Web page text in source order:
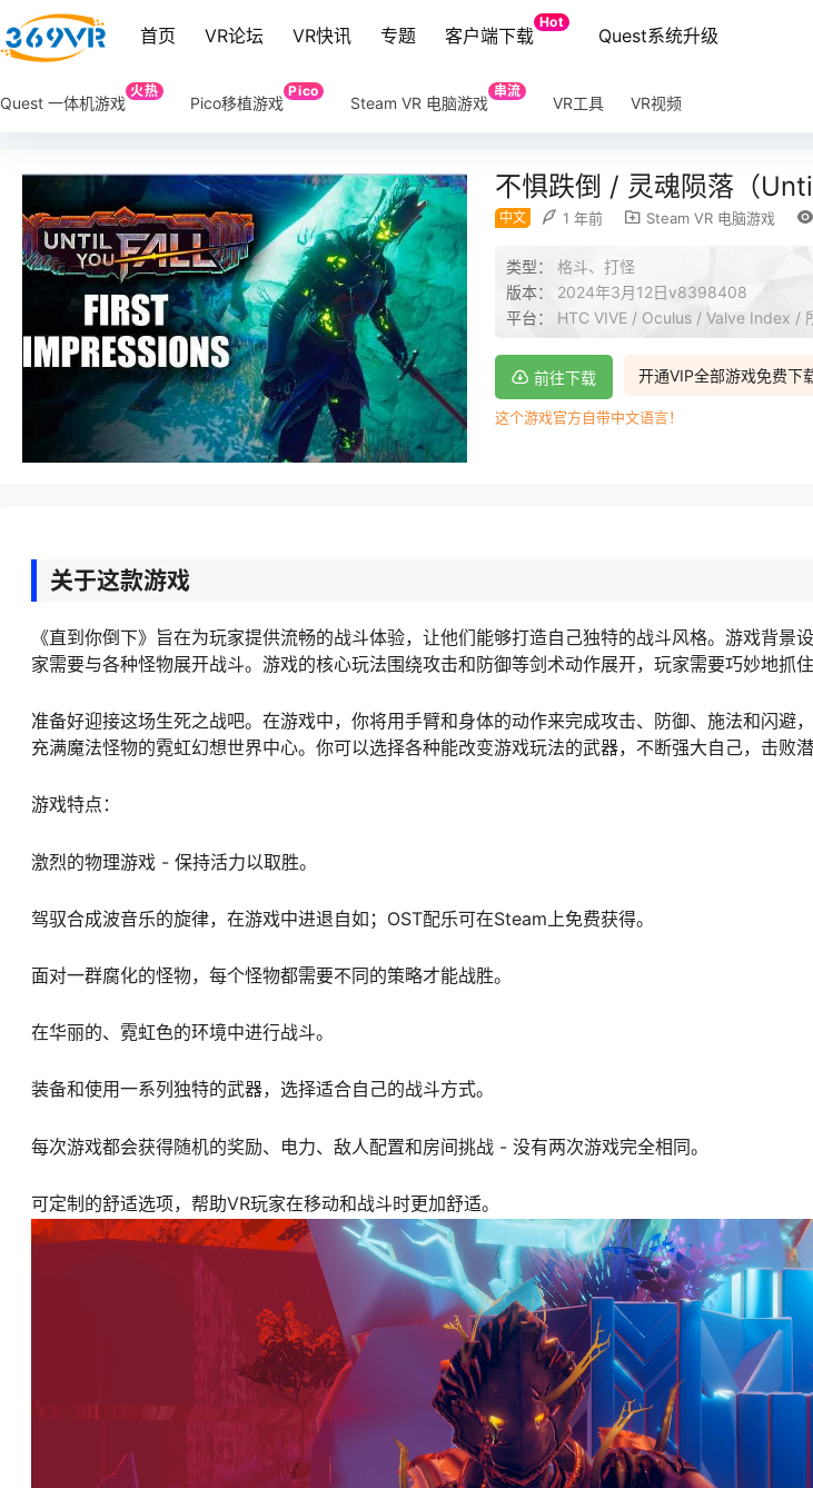
首页 VR论坛 VR快讯 专题 客户端下载
Hot
Quest系统升级
Quest 一体机游戏
火热
Pico移植游戏
Pico
Steam VR 电脑游戏
串流
VR工具 VR视频
不惧跌倒 / 灵魂陨落（
中文 1 年前 Steam VR 电脑游戏
类型： 格斗、打怪
版本： 2024年3月12日v8398408
平台： HTC VIVE / Oculus / Valve Index /
开通VIP全部游戏免费下
前往下载
这个游戏官方自带中文语言！
关于这款游戏
《直到你倒下》旨在为玩家提供流畅的战斗体验，让他们能够打造自己独特的战斗风格。游戏背景
家需要与各种怪物展开战斗。游戏的核心玩法围绕攻击和防御等剑术动作展开，玩家需要巧妙地抓住
准备好迎接这场生死之战吧。在游戏中，你将用手臂和身体的动作来完成攻击、防御、施法和闪避
充满魔法怪物的霓虹幻想世界中心。你可以选择各种能改变游戏玩法的武器，不断强大自己，击败
游戏特点：
激烈的物理游戏 - 保持活力以取胜。
驾驭合成波音乐的旋律，在游戏中进退自如；OST配乐可在Steam上免费获得。
面对一群腐化的怪物，每个怪物都需要不同的策略才能战胜。
在华丽的、霓虹色的环境中进行战斗。
装备和使用一系列独特的武器，选择适合自己的战斗方式。
每次游戏都会获得随机的奖励、电力、敌人配置和房间挑战 - 没有两次游戏完全相同。
可定制的舒适选项，帮助VR玩家在移动和战斗时更加舒适。